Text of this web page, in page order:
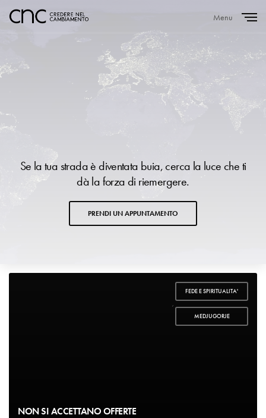
Menu
Se la tua strada è diventata buia, cerca la luce che ti
dà la forza di riemergere.
PRENDI UN APPUNTAMENTO
FEDE E SPIRITUALITA'
,
MEDJUGORJE
NON SI ACCETTANO OFFERTE